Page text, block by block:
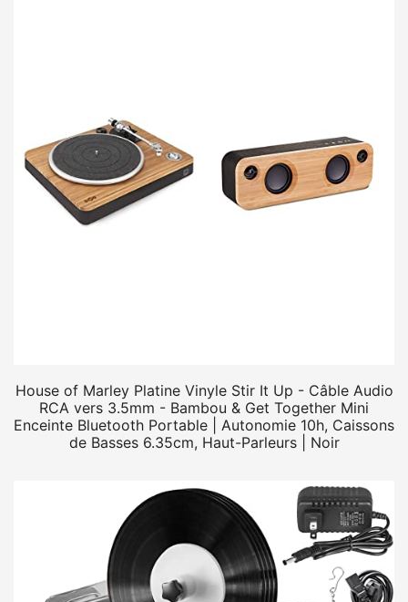
House of Marley Platine Vinyle Stir It Up - Câble Audio
RCA vers 3.5mm - Bambou & Get Together Mini
Enceinte Bluetooth Portable | Autonomie 10h, Caissons
de Basses 6.35cm, Haut-Parleurs | Noir